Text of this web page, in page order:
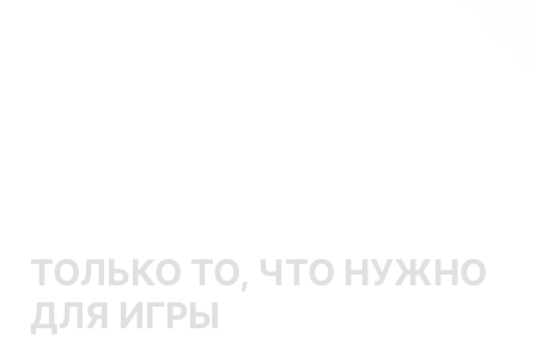
ТОЛЬКО ТО, ЧТО НУЖНО
ДЛЯ ИГРЫ